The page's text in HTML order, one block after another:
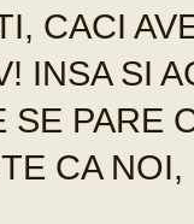
CACI
INSA SI
SE PARE
CA